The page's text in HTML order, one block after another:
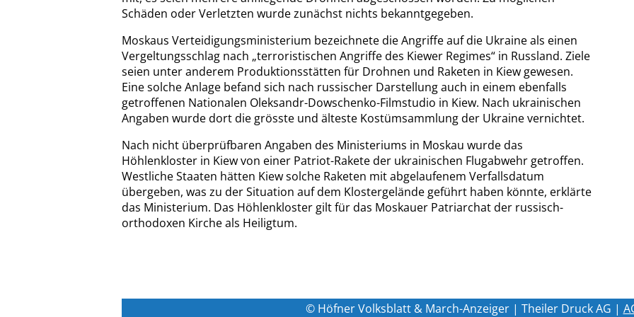
Schäden oder Verletzten wurde zunächst nichts bekanntgegeben.
Moskaus Verteidigungsministerium bezeichnete die Angriffe auf die Ukraine als einen
Vergeltungsschlag nach „terroristischen Angriffe des Kiewer Regimes“ in Russland. Ziele
seien unter anderem Produktionsstätten für Drohnen und Raketen in Kiew gewesen.
Eine solche Anlage befand sich nach russischer Darstellung auch in einem ebenfalls
getroffenen Nationalen Oleksandr-Dowschenko-Filmstudio in Kiew. Nach ukrainischen
Angaben wurde dort die grösste und älteste Kostümsammlung der Ukraine vernichtet.
Nach nicht überprüfbaren Angaben des Ministeriums in Moskau wurde das
Höhlenkloster in Kiew von einer Patriot-Rakete der ukrainischen Flugabwehr getroffen.
Westliche Staaten hätten Kiew solche Raketen mit abgelaufenem Verfallsdatum
übergeben, was zu der Situation auf dem Klostergelände geführt haben könnte, erklärte
das Ministerium. Das Höhlenkloster gilt für das Moskauer Patriarchat der russisch-
orthodoxen Kirche als Heiligtum.
© Höfner Volksblatt & March-Anzeiger | Theiler Druck AG |